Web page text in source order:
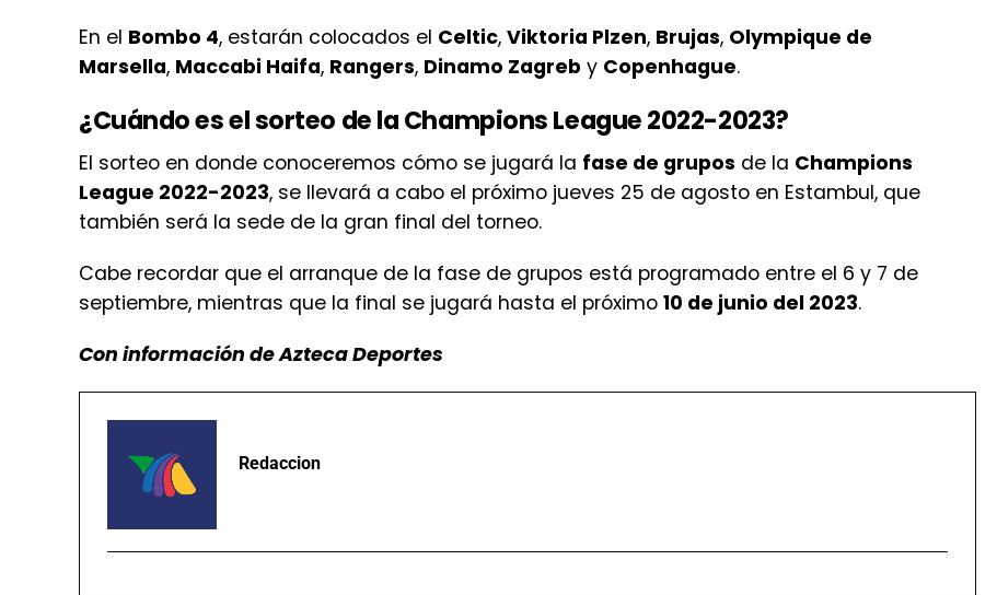
En el Bombo 4, estarán colocados el Celtic, Viktoria Plzen, Brujas, Olympique de
Marsella, Maccabi Haifa, Rangers, Dinamo Zagreb y Copenhague.
¿Cuándo es el sorteo de la Champions League 2022-2023?
El sorteo en donde conoceremos cómo se jugará la fase de grupos de la Champions
League 2022-2023, se llevará a cabo el próximo jueves 25 de agosto en Estambul, que
también será la sede de la gran final del torneo.
Cabe recordar que el arranque de la fase de grupos está programado entre el 6 y 7 de
septiembre, mientras que la final se jugará hasta el próximo 10 de junio del 2023.
Con información de Azteca Deportes
Redaccion